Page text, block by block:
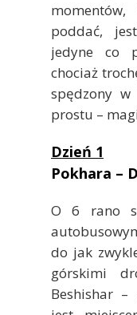
poddać,
jedyne co
chociaż
spędzony
prostu –
Dzień 1
Pokhara –
O 6 rano
do jak
górskimi
Beshishar –